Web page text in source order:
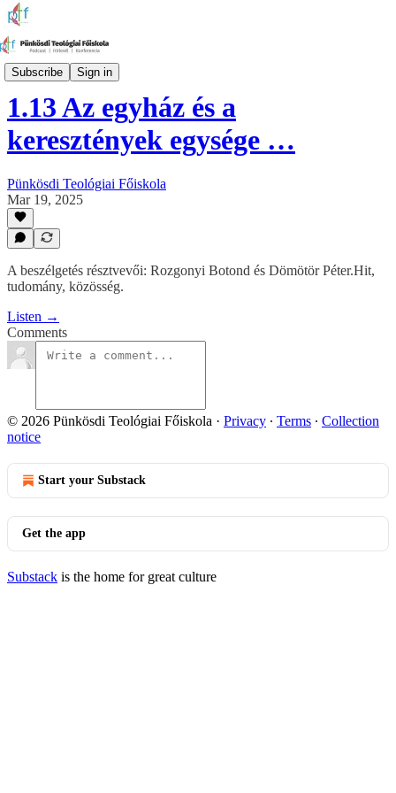
Subscribe Sign in
Hinni jó!
1.13 Az egyház és a
keresztények egysége …
Pünkösdi Teológiai Főiskola
Mar 19, 2025
A beszélgetés résztvevői: Rozgonyi Botond és Dömötör Péter.Hit,
tudomány, közösség.
Listen →
Comments
© 2026 Pünkösdi Teológiai Főiskola · Privacy ∙ Terms ∙ Collection
notice
Start your Substack
Get the app
Substack is the home for great culture